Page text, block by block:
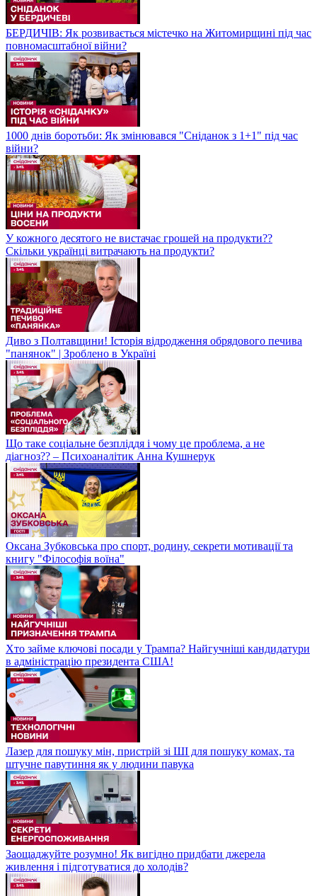
БЕРДИЧІВ: Як розвивається містечко на Житомирщині під час
повномасштабної війни?
1000 днів боротьби: Як змінювався "Сніданок з 1+1" під час
війни?
У кожного десятого не вистачає грошей на продукти??
Скільки українці витрачають на продукти?
Диво з Полтавщини! Історія відродження обрядового печива
"панянок" | Зроблено в Україні
Що таке соціальне безпліддя і чому це проблема, а не
діагноз?? – Психоаналітик Анна Кушнерук
Оксана Зубковська про спорт, родину, секрети мотивації та
книгу "Філософія воїна"
Хто займе ключові посади у Трампа? Найгучніші кандидатури
в адміністрацію президента США!
Лазер для пошуку мін, пристрій зі ШІ для пошуку комах, та
штучне павутиння як у людини павука
Заощаджуйте розумно! Як вигідно придбати джерела
живлення і підготуватися до холодів?